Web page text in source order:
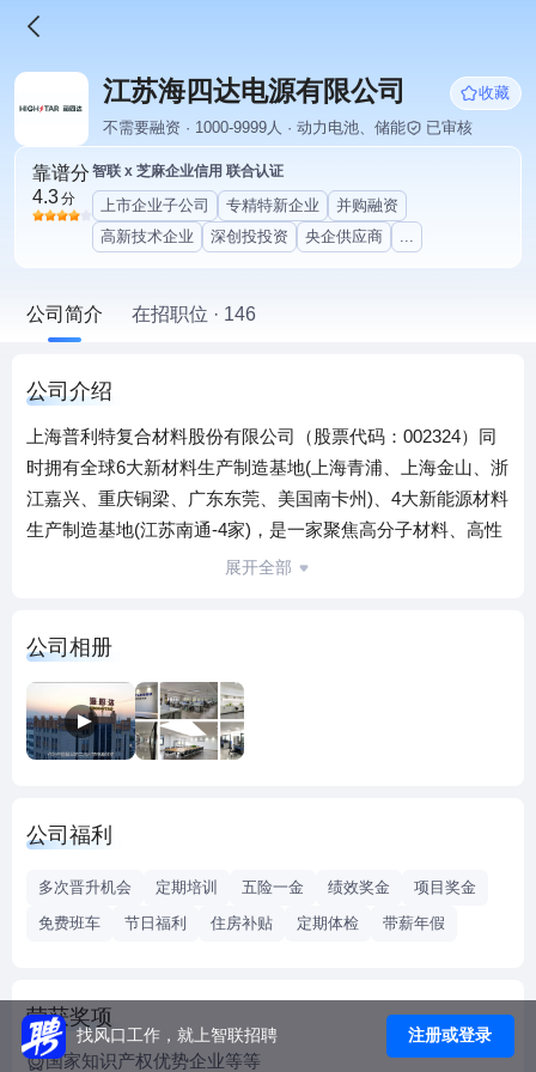
江苏海四达电源有限公司
收藏
不需要融资 · 1000-9999人 · 动力电池、储能
已审核
靠谱分
4.3分
智联 x 芝麻企业信用 联合认证
上市企业子公司 专精特新企业
并购融资
高新技术企业
深创投投资 央企供应商 ...
公司简介 在招职位 · 146
公司介绍
上海普利特复合材料股份有限公司（股票代码：002324）同
时拥有全球6大新材料生产制造基地(上海青浦、上海金山、浙
江嘉兴、重庆铜梁、广东东莞、美国南卡州)、4大新能源材料
生产制造基地(江苏南通-4家)，是一家聚焦高分子材料、高性
能膜与纤维及电池储能领域，从研发、生产、销售至全方位
江苏海四达电源有限公司成立于1992年，是国家级重点高新
技术企业。公司专注于锂离子电池及电池系统的研发、生产
和销售，聚焦电动工具、智能家电及储能领域。公司位于江
苏省启东市经济开发区，建有企业研究院、国家级博士后科
告，将成为海四达控股股东。这将使公司资本实力、管理能
持“质量是海四达价值和尊严的基石”，二十多年始终专注电源
集成等全产业链核心技术，具有3GWH的电池年生产能力。
公司产品已广泛应用于电动工具、军用通讯、通讯后备电
源、新能源储能、轨道交通、航空航天、军事武器装备、电
展开全部
公司相册
公司福利
多次晋升机会 定期培训 五险一金 绩效奖金
项目奖金
免费班车
节日福利 住房补贴 定期体检 带薪年假
荣获奖项
国家知识产权优势企业等等
找风口工作，就上智联招聘 注册或登录